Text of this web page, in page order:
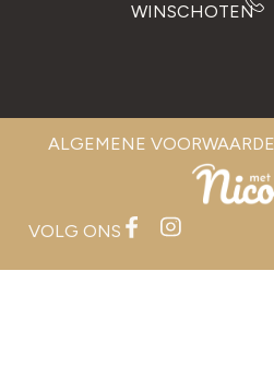
WINSCHOTEN
ALGEMENE
VOLG ONS